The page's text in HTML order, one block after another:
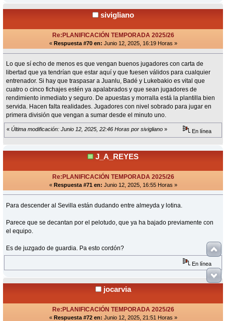
sivigliano
Re:PLANIFICACIÓN TEMPORADA 2025/26
« Respuesta #70 en: Junio 12, 2025, 16:19 Horas »
Lo que sí echo de menos es que vengan buenos jugadores con carta de
libertad que ya tendrían que estar aquí y que fuesen válidos para cualquier
entrenador. Si hay que traspasar a Juanlu, Badé y Lukebakio es vital que
cuatro o cinco fichajes estén ya apalabrados y que sean jugadores de
rendimiento inmediato y seguro. De apuestas y morralla está la plantilla bien
servida. Hacen falta realidades. Jugadores con nivel sobrado para jugar en
primera división que vengan a sumar desde el minuto uno.
« Última modificación: Junio 12, 2025, 22:46 Horas por sivigliano » En línea
J_A_REYES
Re:PLANIFICACIÓN TEMPORADA 2025/26
« Respuesta #71 en: Junio 12, 2025, 16:55 Horas »
Para descender al Sevilla están dudando entre almeyda y lotina.
Parece que se decantan por el pelotudo, que ya ha bajado previamente con
el equipo.
Es de juzgado de guardia. Pa esto cordón?
En línea
jocarvia
Re:PLANIFICACIÓN TEMPORADA 2025/26
« Respuesta #72 en: Junio 12, 2025, 21:51 Horas »